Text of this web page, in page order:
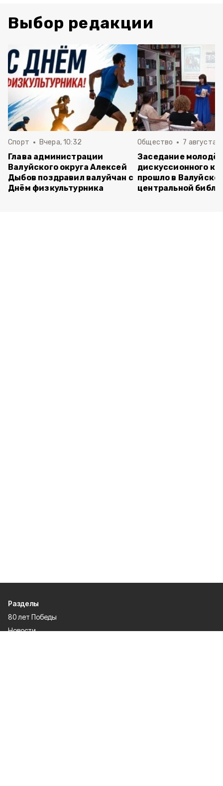
Выбор редакции
Спорт Вчера, 10:32
Глава администрации
Валуйского округа Алексей
Дыбов поздравил валуйчан с
Днём физкультурника
Общество 7 августа ,
Заседание
дискуссионного
прошло в
центральной
Разделы
80 лет Победы
Новости